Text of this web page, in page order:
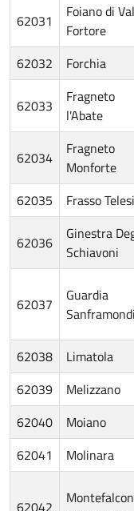
62031
Foiano di Val
Fortore
62032 Forchia
62033
Fragneto
l'Abate
62034
Fragneto
Monforte
62035 Frasso
62036
Ginestra
Schiavoni
62037
Guardia
Sanframondi
62038 Limatola
62039
Melizzano
62040
Moiano
62041
Molinara
62042